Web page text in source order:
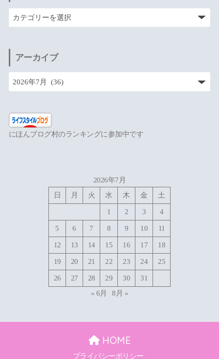
アーカイブ
にほんブログ村のランキングに参加中です
2026年7月
日
月 火 水 木 金 土
1 2 3 4
5 6 7 8 9 10 11
12 13 14 15 16 17 18
19 20 21 22 23 24 25
26 27 28 29 30
31
« 6月
8月 »
HOME
プライバシーポリシー